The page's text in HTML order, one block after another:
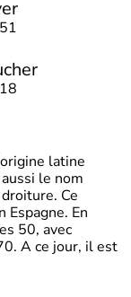
latine
le nom
Ce
En
50, avec
A ce jour, il est